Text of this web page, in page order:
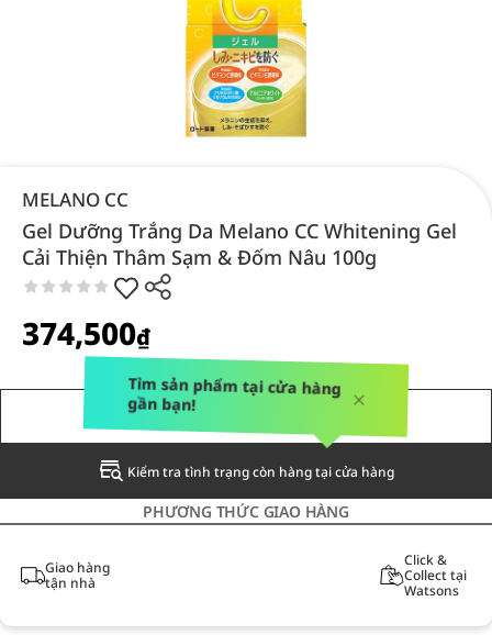
MELANO CC
Gel Dưỡng Trắng Da Melano CC Whitening Gel
Cải Thiện Thâm Sạm & Đốm Nâu 100g
374,500₫
THÔNG BÁO CHO TÔI
Kiểm tra tình trạng còn hàng tại cửa hàng
Tìm sản phẩm tại cửa hàng
gần bạn!
PHƯƠNG THỨC GIAO HÀNG
Giao hàng
tận nhà
Click &
Collect tại
Watsons